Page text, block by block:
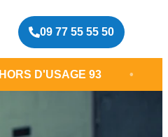
09 77 55 55 50
93 • DESTRUCTION